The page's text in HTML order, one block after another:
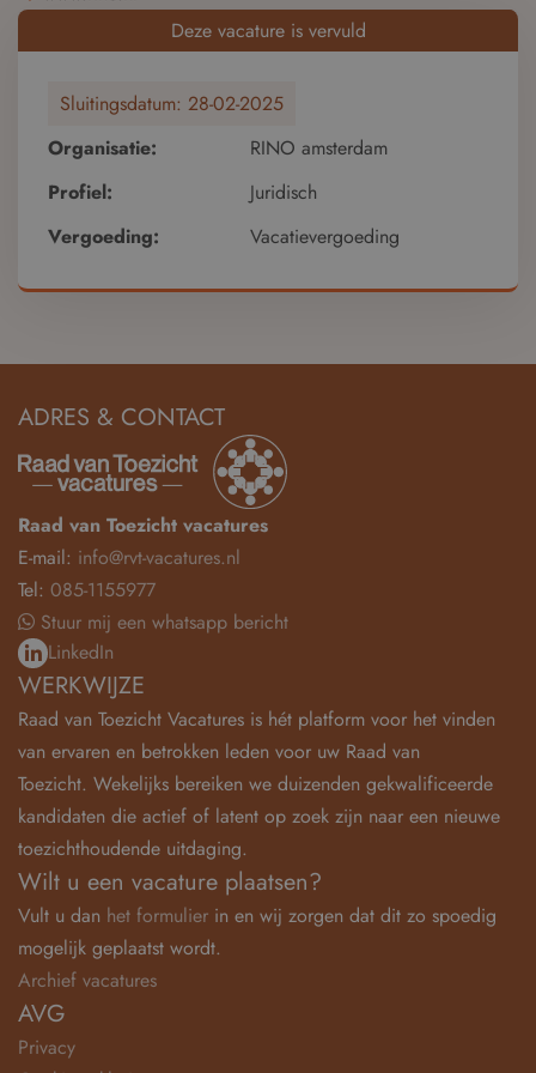
Deze vacature is vervuld
Sluitingsdatum: 28-02-2025
Organisatie:
RINO amsterdam
Profiel:
Juridisch
Vergoeding:
Vacatievergoeding
ADRES & CONTACT
Raad van Toezicht vacatures
E-mail: info@rvt-vacatures.nl
Tel: 085-1155977
Stuur mij een whatsapp bericht
LinkedIn
WERKWIJZE
Raad van Toezicht Vacatures is hét platform voor het vinden
van ervaren en betrokken leden voor uw Raad van
Toezicht. Wekelijks bereiken we duizenden gekwalificeerde
kandidaten die actief of latent op zoek zijn naar een nieuwe
toezichthoudende uitdaging.
Wilt u een vacature plaatsen?
Vult u dan het formulier in en wij zorgen dat dit zo spoedig
mogelijk geplaatst wordt.
Archief vacatures
AVG
Privacy